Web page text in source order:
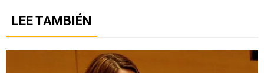
LEE TAMBIÉN